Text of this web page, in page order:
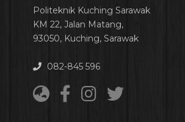
Politeknik Kuching Sarawak
KM 22, Jalan Matang,
93050, Kuching, Sarawak
082-845 596